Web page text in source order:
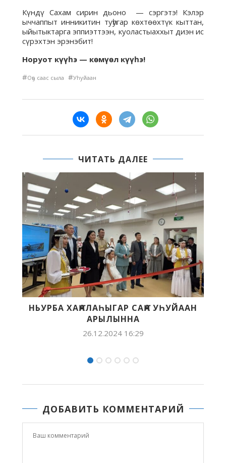
Күндү Сахам сирин дьоно — сэргэтэ! Кэлэр
ыччаппыт инникитин туһугар көхтөөхтүк кыттан,
ыйытыктарга эппиэттээн, куоластыаххыт диэн ис
сүрэхтэн эрэнэбит!
Норуот күүһэ — көмүөл күүһэ!
#Оҕо саас сыла #Уһуйаан
ЧИТАТЬ ДАЛЕЕ
ҮГҮС ОҔО ДЬЫЛҔАТЫН
АБАҔА ДЕТДОМУН ТУҺУНАН
26.12.2024 10:06
ДОБАВИТЬ КОММЕНТАРИЙ